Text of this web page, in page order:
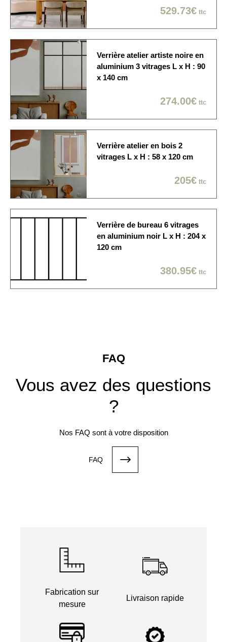
Délai de fabrication
La verrière est
généralement expédiée
sous 10 à 15 jours ouvrés
Modes de livraison
Economique / Choix du
jour
Sur rendez-vous: 1/2
heures / Dans la pièce de
529.73€ ttc
Verrière atelier artiste noire en
aluminium 3 vitrages L x H : 90
x 140 cm
274.00€ ttc
Verrière atelier en bois 2
vitrages L x H : 58 x 120 cm
205€ ttc
Verrière de bureau 6 vitrages
en aluminium noir L x H : 204 x
120 cm
380.95€ ttc
FAQ
Vous avez des questions
?
Nos FAQ sont à votre disposition
FAQ
Fabrication sur
mesure
Livraison rapide